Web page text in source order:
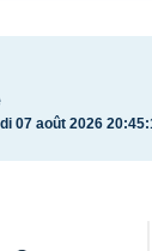
07 août 2026